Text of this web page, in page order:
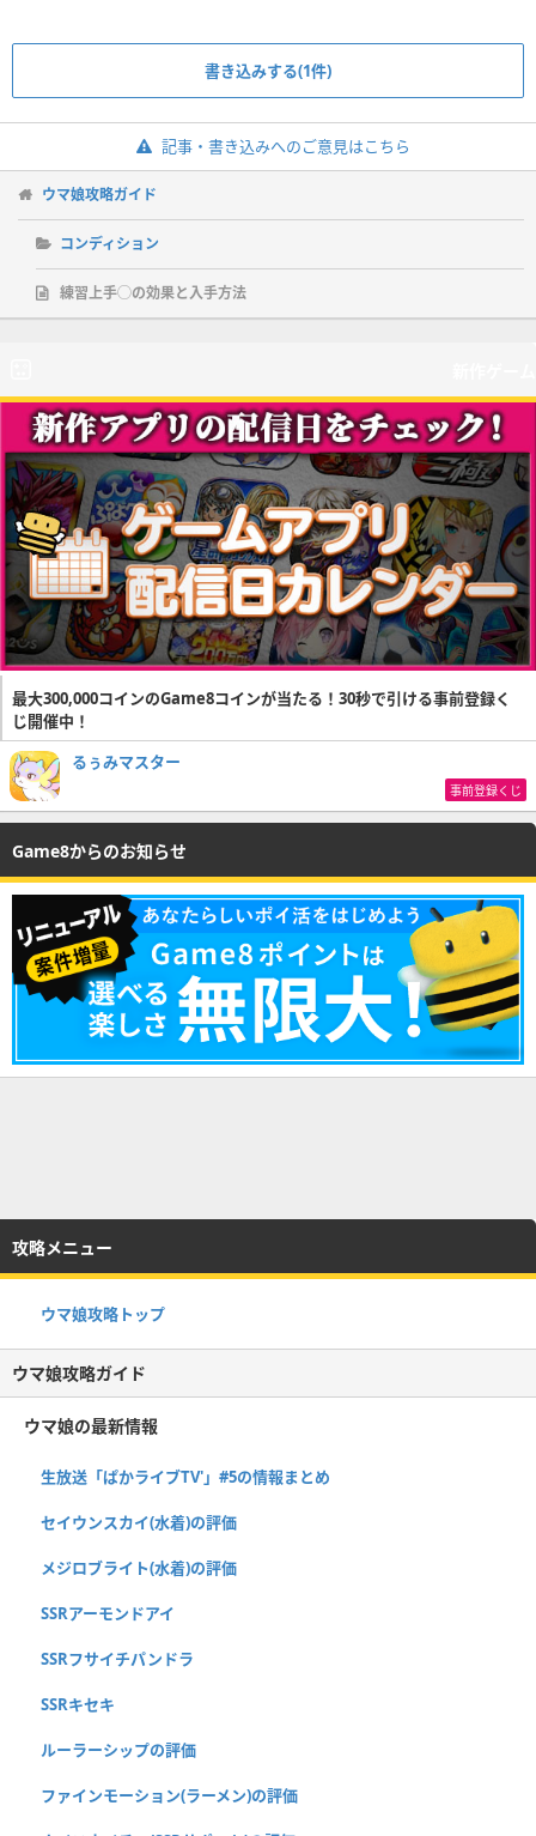
書き込みする(1件)
記事・書き込みへのご意見はこちら
ウマ娘攻略ガイド
コンディション
練習上手◯の効果と入手方法
最大300,000コインのGame8コインが当たる！30秒で引ける事前登録く
じ開催中！
るぅみマスター
事前登録くじ
Game8からのお知らせ
攻略メニュー
ウマ娘攻略トップ
ウマ娘攻略ガイド
ウマ娘の最新情報
生放送「ぱかライブTV'」#5の情報まとめ
セイウンスカイ(水着)の評価
メジロブライト(水着)の評価
SSRアーモンドアイ
SSRフサイチパンドラ
SSRキセキ
ルーラーシップの評価
ファインモーション(ラーメン)の評価